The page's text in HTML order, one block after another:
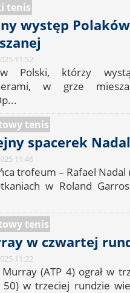
tenis
występ
11:52
Polski, którzy
w grze
tenis
spacerek
11:46
trofeum – Rafael Nadal
w Roland
tenis
w czwartej
11:22
(ATP 4) ograł w
50) w trzeciej rundzie